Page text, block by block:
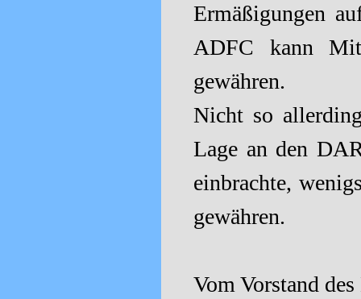
Ermäßigungen
ADFC kann
gewähren.
Nicht so
Lage an den
einbrachte,
gewähren.
Vom Vorstand